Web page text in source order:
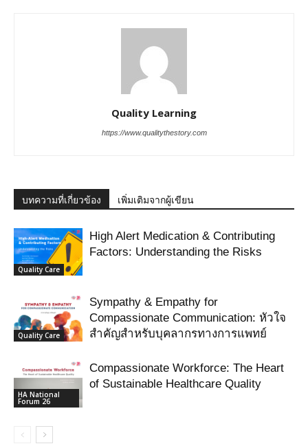
Quality Learning
https://www.qualitythestory.com
บทความที่เกี่ยวข้อง เพิ่มเติมจากผู้เขียน
Quality Care
High Alert Medication & Contributing
Factors: Understanding the Risks
Quality Care
Sympathy & Empathy for
Compassionate Communication: หัวใจ
สำคัญสำหรับบุคลากรทางการแพทย์
HA National
Forum 26
Compassionate Workforce: The Heart
of Sustainable Healthcare Quality